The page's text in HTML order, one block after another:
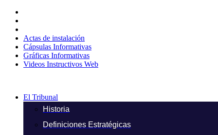
contenido
Actas de instalación
Cápsulas Informativas
Gráficas Informativas
Videos Instructivos Web
El Tribunal
Historia
Definiciones Estratégicas